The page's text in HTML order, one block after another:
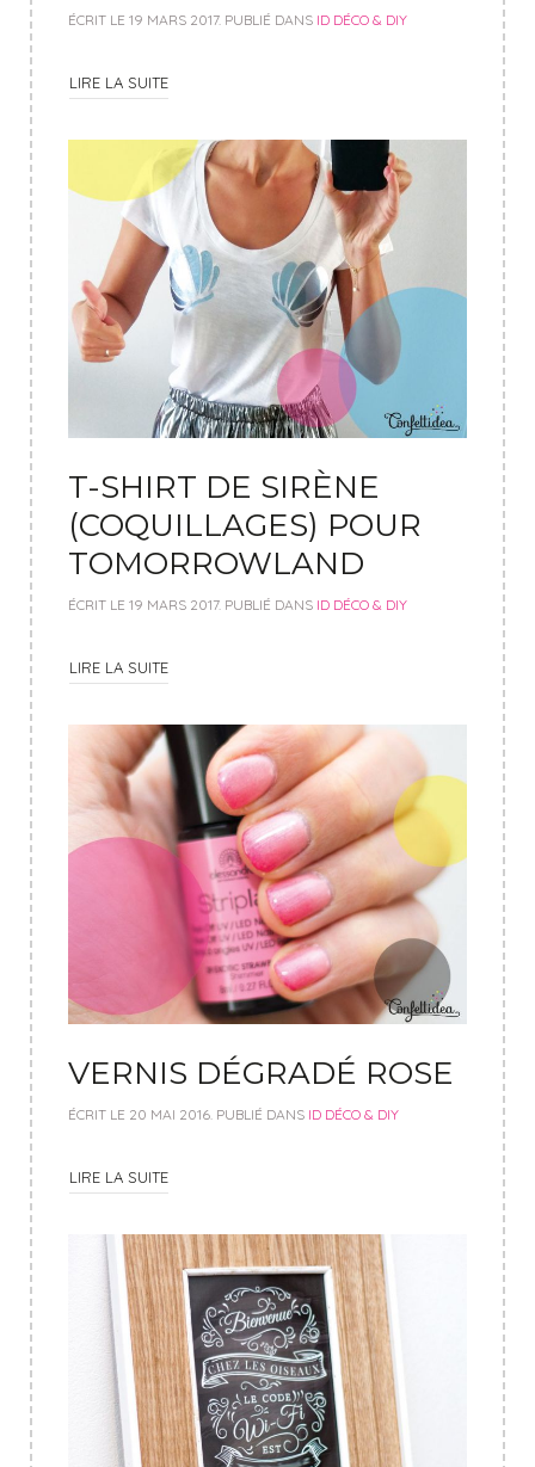
ÉCRIT LE 19 MARS 2017. PUBLIÉ DANS ID DÉCO & DIY
LIRE LA SUITE
T-SHIRT DE SIRÈNE
(COQUILLAGES) POUR
TOMORROWLAND
ÉCRIT LE 19 MARS 2017. PUBLIÉ DANS ID DÉCO & DIY
LIRE LA SUITE
VERNIS DÉGRADÉ ROSE
ÉCRIT LE 20 MAI 2016 . PUBLIÉ DANS ID DÉCO & DIY
LIRE LA SUITE